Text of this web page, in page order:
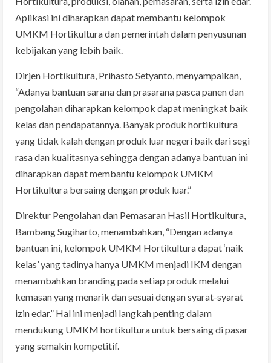
Aplikasi ini diharapkan dapat membantu kelompok
UMKM Hortikultura dan pemerintah dalam penyusunan
kebijakan yang lebih baik.
Dirjen Hortikultura, Prihasto Setyanto, menyampaikan,
“Adanya bantuan sarana dan prasarana pasca panen dan
pengolahan diharapkan kelompok dapat meningkat baik
kelas dan pendapatannya. Banyak produk hortikultura
yang tidak kalah dengan produk luar negeri baik dari segi
rasa dan kualitasnya sehingga dengan adanya bantuan ini
diharapkan dapat membantu kelompok UMKM
Hortikultura bersaing dengan produk luar.”
Direktur Pengolahan dan Pemasaran Hasil Hortikultura,
Bambang Sugiharto, menambahkan, “Dengan adanya
bantuan ini, kelompok UMKM Hortikultura dapat ‘naik
kelas’ yang tadinya hanya UMKM menjadi IKM dengan
menambahkan branding pada setiap produk melalui
kemasan yang menarik dan sesuai dengan syarat-syarat
izin edar.” Hal ini menjadi langkah penting dalam
mendukung UMKM hortikultura untuk bersaing di pasar
yang semakin kompetitif.